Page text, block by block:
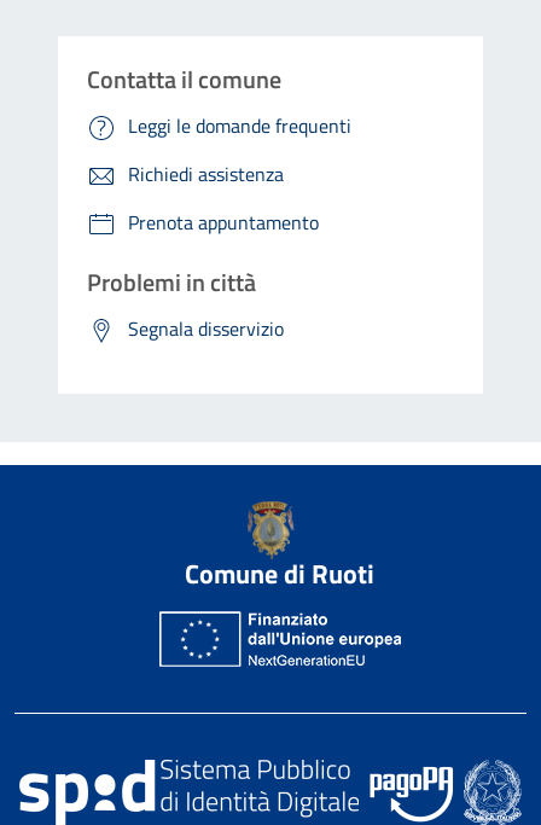
Contatta il comune
Leggi le domande frequenti
Richiedi assistenza
Prenota appuntamento
Problemi in città
Segnala disservizio
Comune di Ruoti